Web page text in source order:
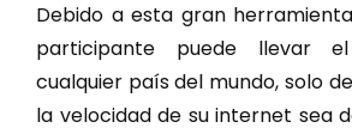
Debido a esta gran
participante puede llevar
cualquier país del mundo, solo
la velocidad de su internet sea